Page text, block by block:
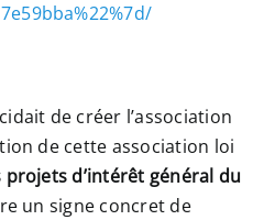
de créer l’association
de cette association loi
d’intérêt général du
un signe concret de